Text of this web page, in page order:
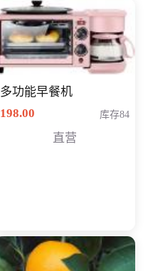
多功能早餐机
198.00
库存84
直营